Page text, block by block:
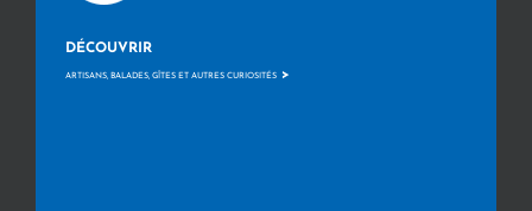
DÉCOUVRIR
ARTISANS, BALADES, GÎTES ET AUTRES CURIOSITÉS >